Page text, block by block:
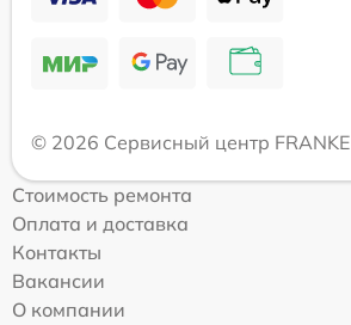
© 2026 Сервисный центр FRANKE
Стоимость ремонта
Оплата и доставка
Контакты
Вакансии
О компании